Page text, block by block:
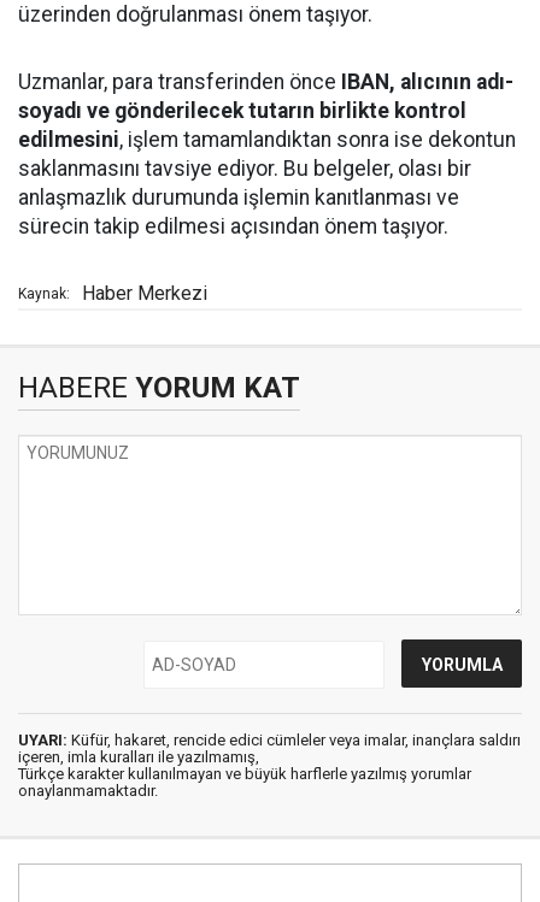
üzerinden doğrulanması önem taşıyor.
Uzmanlar, para transferinden önce
IBAN, alıcının adı-
soyadı ve gönderilecek tutarın birlikte kontrol
edilmesini, işlem tamamlandıktan sonra ise dekontun
saklanmasını tavsiye ediyor. Bu belgeler, olası bir
anlaşmazlık durumunda işlemin kanıtlanması ve
sürecin takip edilmesi açısından önem taşıyor.
Kaynak: Haber Merkezi
HABERE YORUM KAT
UYARI: Küfür, hakaret, rencide edici cümleler veya imalar, inançlara saldırı
içeren, imla kuralları ile yazılmamış,
Türkçe karakter kullanılmayan ve büyük harflerle yazılmış yorumlar
onaylanmamaktadır.